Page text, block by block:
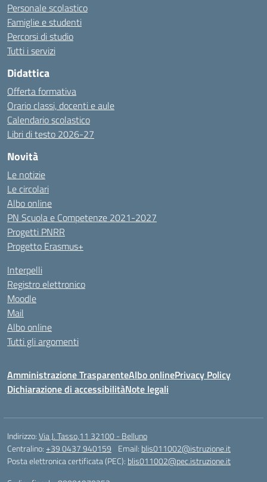
Personale scolastico
Famiglie e studenti
Percorsi di studio
Tutti i servizi
Didattica
Offerta formativa
Orario classi, docenti e aule
Calendario scolastico
Libri di testo 2026-27
Novità
Le notizie
Le circolari
Albo online
PN Scuola e Competenze 2021-2027
Progetti PNRR
Progetto Erasmus+
Interpelli
Registro elettronico
Moodle
Mail
Albo online
Tutti gli argomenti
Amministrazione TrasparenteAlbo onlinePrivacy Policy
Dichiarazione di accessibilitàNote legali
Indirizzo:Via J. Tasso,11 32100 - Belluno
Centralino:+39 0437 940159 Email: blis011002@istruzione.it
Posta elettronica certificata (PEC): blis011002@pec.istruzione.it